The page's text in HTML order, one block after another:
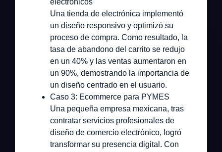
Una tienda de electrónica implementó
un diseño responsivo y optimizó su
proceso de compra. Como resultado, la
tasa de abandono del carrito se redujo
en un 40% y las ventas aumentaron en
un 90%, demostrando la importancia de
un diseño centrado en el usuario.
Caso 3: Ecommerce para PYMES
Una pequeña empresa mexicana, tras
contratar servicios profesionales de
diseño de comercio electrónico, logró
transformar su presencia digital. Con